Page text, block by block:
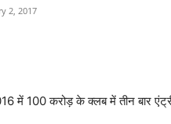
2, 2017
में 100 करोड़ के क्‍लब में तीन बार